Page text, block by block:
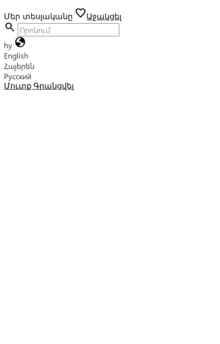
Մեր տեսլականը favoriteԱջակցել
search
hy globe
English
Հայերեն
Русский
Մուտք Գրանցվել